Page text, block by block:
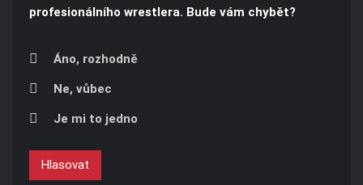
profesionálního wrestlera. Bude vám chybět?
Áno, rozhodně
Ne, vůbec
Je mi to jedno
Hlasovat